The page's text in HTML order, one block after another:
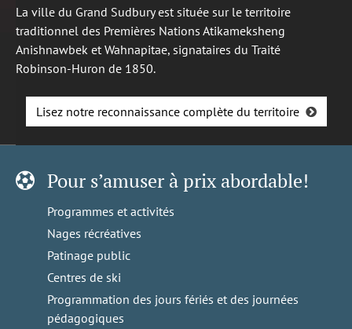
La ville du Grand Sudbury est située sur le territoire
traditionnel des Premières Nations Atikameksheng
Anishnawbek et Wahnapitae, signataires du Traité
Robinson-Huron de 1850.
Lisez notre reconnaissance complète du territoire
Pour s’amuser à prix abordable!
Programmes et activités
Nages récréatives
Patinage public
Centres de ski
Programmation des jours fériés et des journées
pédagogiques